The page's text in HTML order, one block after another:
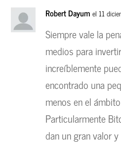
Robert Dayum el 11
Siempre vale la
medios para
increíblemente
encontrado una
menos en el
Particularmente
dan un gran valor